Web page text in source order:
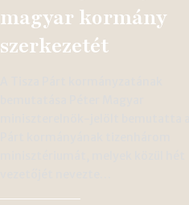
magyar kormány
szerkezetét